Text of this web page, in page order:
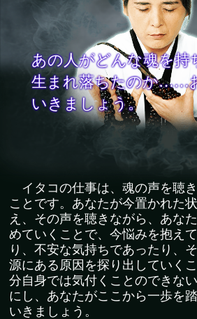
イタコの仕事は、魂の声を聴
ことです。あなたが今置かれた
え、その声を聴きながら、あな
めていくことで、今悩みを抱え
り、不安な気持ちであったり、
源にある原因を探り出していく
分自身では気付くことのできな
にし、あなたがここから一歩を
いきましょう。